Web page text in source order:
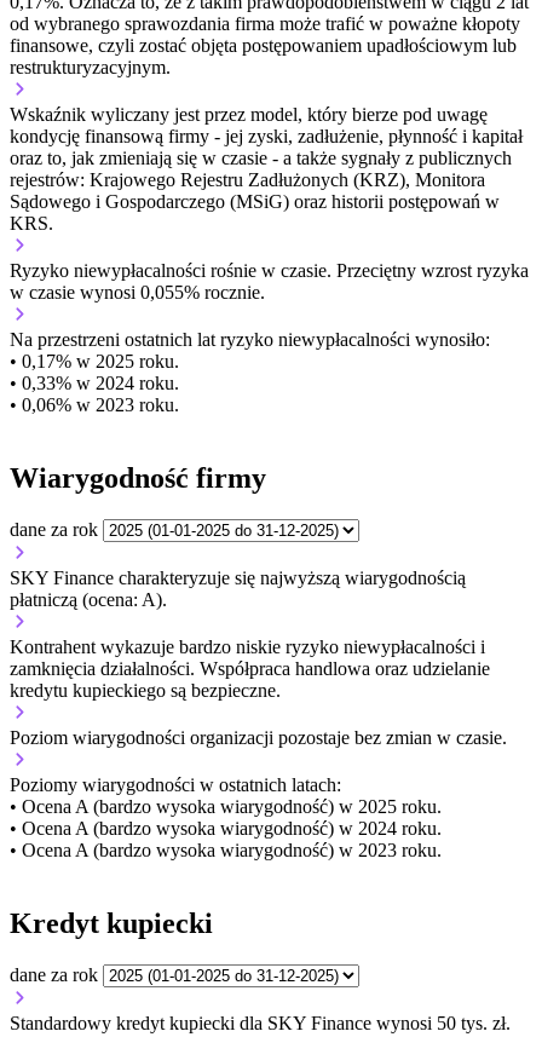
od wybranego sprawozdania firma może trafić w poważne kłopoty
finansowe, czyli zostać objęta postępowaniem upadłościowym lub
restrukturyzacyjnym.
Wskaźnik wyliczany jest przez model, który bierze pod uwagę
kondycję finansową firmy - jej zyski, zadłużenie, płynność i kapitał
oraz to, jak zmieniają się w czasie - a także sygnały z publicznych
rejestrów: Krajowego Rejestru Zadłużonych (KRZ), Monitora
Sądowego i Gospodarczego (MSiG) oraz historii postępowań w
KRS.
Ryzyko niewypłacalności rośnie w czasie. Przeciętny wzrost ryzyka
w czasie wynosi 0,055% rocznie.
Na przestrzeni ostatnich lat ryzyko niewypłacalności wynosiło:
• 0,17% w 2025 roku.
• 0,33% w 2024 roku.
• 0,06% w 2023 roku.
Wiarygodność firmy
dane za rok
SKY Finance charakteryzuje się najwyższą wiarygodnością
płatniczą (ocena: A).
Kontrahent wykazuje bardzo niskie ryzyko niewypłacalności i
zamknięcia działalności. Współpraca handlowa oraz udzielanie
kredytu kupieckiego są bezpieczne.
Poziom wiarygodności organizacji pozostaje bez zmian w czasie.
Poziomy wiarygodności w ostatnich latach:
• Ocena A (bardzo wysoka wiarygodność) w 2025 roku.
• Ocena A (bardzo wysoka wiarygodność) w 2024 roku.
• Ocena A (bardzo wysoka wiarygodność) w 2023 roku.
Kredyt kupiecki
dane za rok
Standardowy kredyt kupiecki dla SKY Finance wynosi 50 tys. zł.